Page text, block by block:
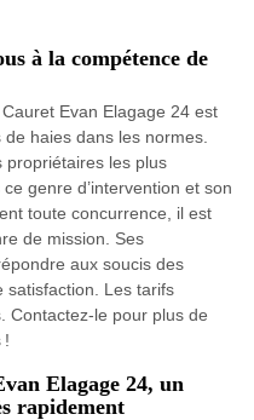
à la compétence de
Evan Elagage 24 est
haies dans les normes.
propriétaires les plus
genre d’intervention et son
toute concurrence, il est
de mission. Ses
aux soucis des
satisfaction. Les tarifs
Contactez-le pour plus de
!
Elagage 24, un
rapidement